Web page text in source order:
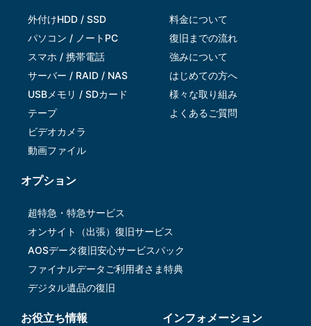
外付けHDD / SSD
パソコン / ノートPC
スマホ / 携帯電話
サーバー / RAID / NAS
USBメモリ / SDカード
テープ
ビデオカメラ
動画ファイル
料金について
復旧までの流れ
強みについて
はじめての方へ
様々な取り組み
よくあるご質問
オプション
超特急・特急サービス
オンサイト（出張）復旧サービス
AOSデータ復旧安⼼サービスパック
ファイナルデータご利⽤者さま特典
デジタル遺品の復旧
お役立ち情報 インフォメーション